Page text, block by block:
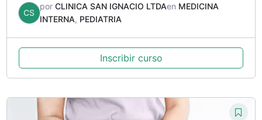
CS
por CLINICA SAN IGNACIO LTDAen MEDICINA
INTERNA, PEDIATRIA
Inscribir curso